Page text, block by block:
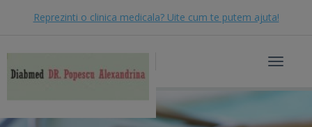
Reprezinti o clinica medicala? Uite cum te putem ajuta!
Toggle